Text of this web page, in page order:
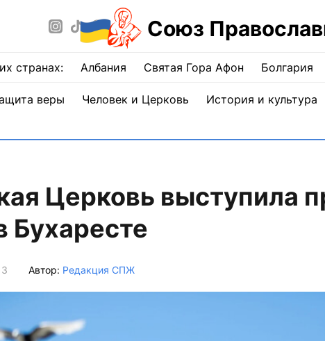
Союз
странах: Албания Святая Гора Афон Болгария
веры Человек и Церковь История и культура
Церковь выступила
Бухаресте
Автор: Редакция СПЖ